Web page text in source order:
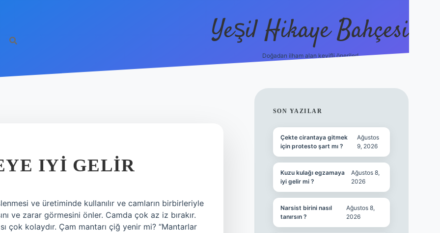
Yeşil Hikaye Bahçesi
Doğadan ilham alan keyifli öneriler!
IYI GELIR
ve üretiminde kullanılır ve camların birbirleriyle
ve zarar görmesini önler. Camda çok az iz bırakır.
çok kolaydır. Çam mantarı çiğ yenir mi? “Mantarlar
SIDEBAR
SON YAZILAR
Çekte cirantaya gitmek
için protesto şart mı ?
Ağustos
9, 2026
Kuzu kulağı egzamaya
iyi gelir mi ?
Ağustos 8,
2026
Narsist birini nasıl
tanırsın ?
Ağustos 8,
2026
https://betci.co/